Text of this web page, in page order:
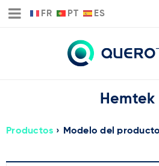
FR PT ES
Hemtek
Productos › Modelo del producto